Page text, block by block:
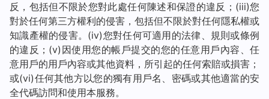
反，包括但不限於您對此處任何陳述和保證的違反；(iii)您
對於任何第三方權利的侵害，包括但不限於對任何隱私權或
知識產權的侵害。(iv)您對任何可適用的法律、規則或條例
的違反；(v)因使用您的帳戶提交的您的任意用戶內容、任
意用戶的用戶內容或其他資料，所引起的任何索賠或損害；
或(vi)任何其他方以您的獨有用戶名、密碼或其他適當的安
全代碼訪問和使用本服務。